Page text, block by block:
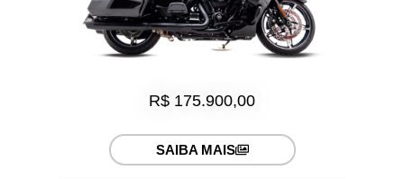
R$ 175.900,00
SAIBA MAIS